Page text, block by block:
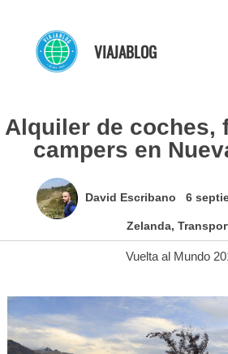
contenido
VIAJABLOG
Alquiler de coches,
campers en
David Escribano 6
Zelanda,
Vuelta al Mundo